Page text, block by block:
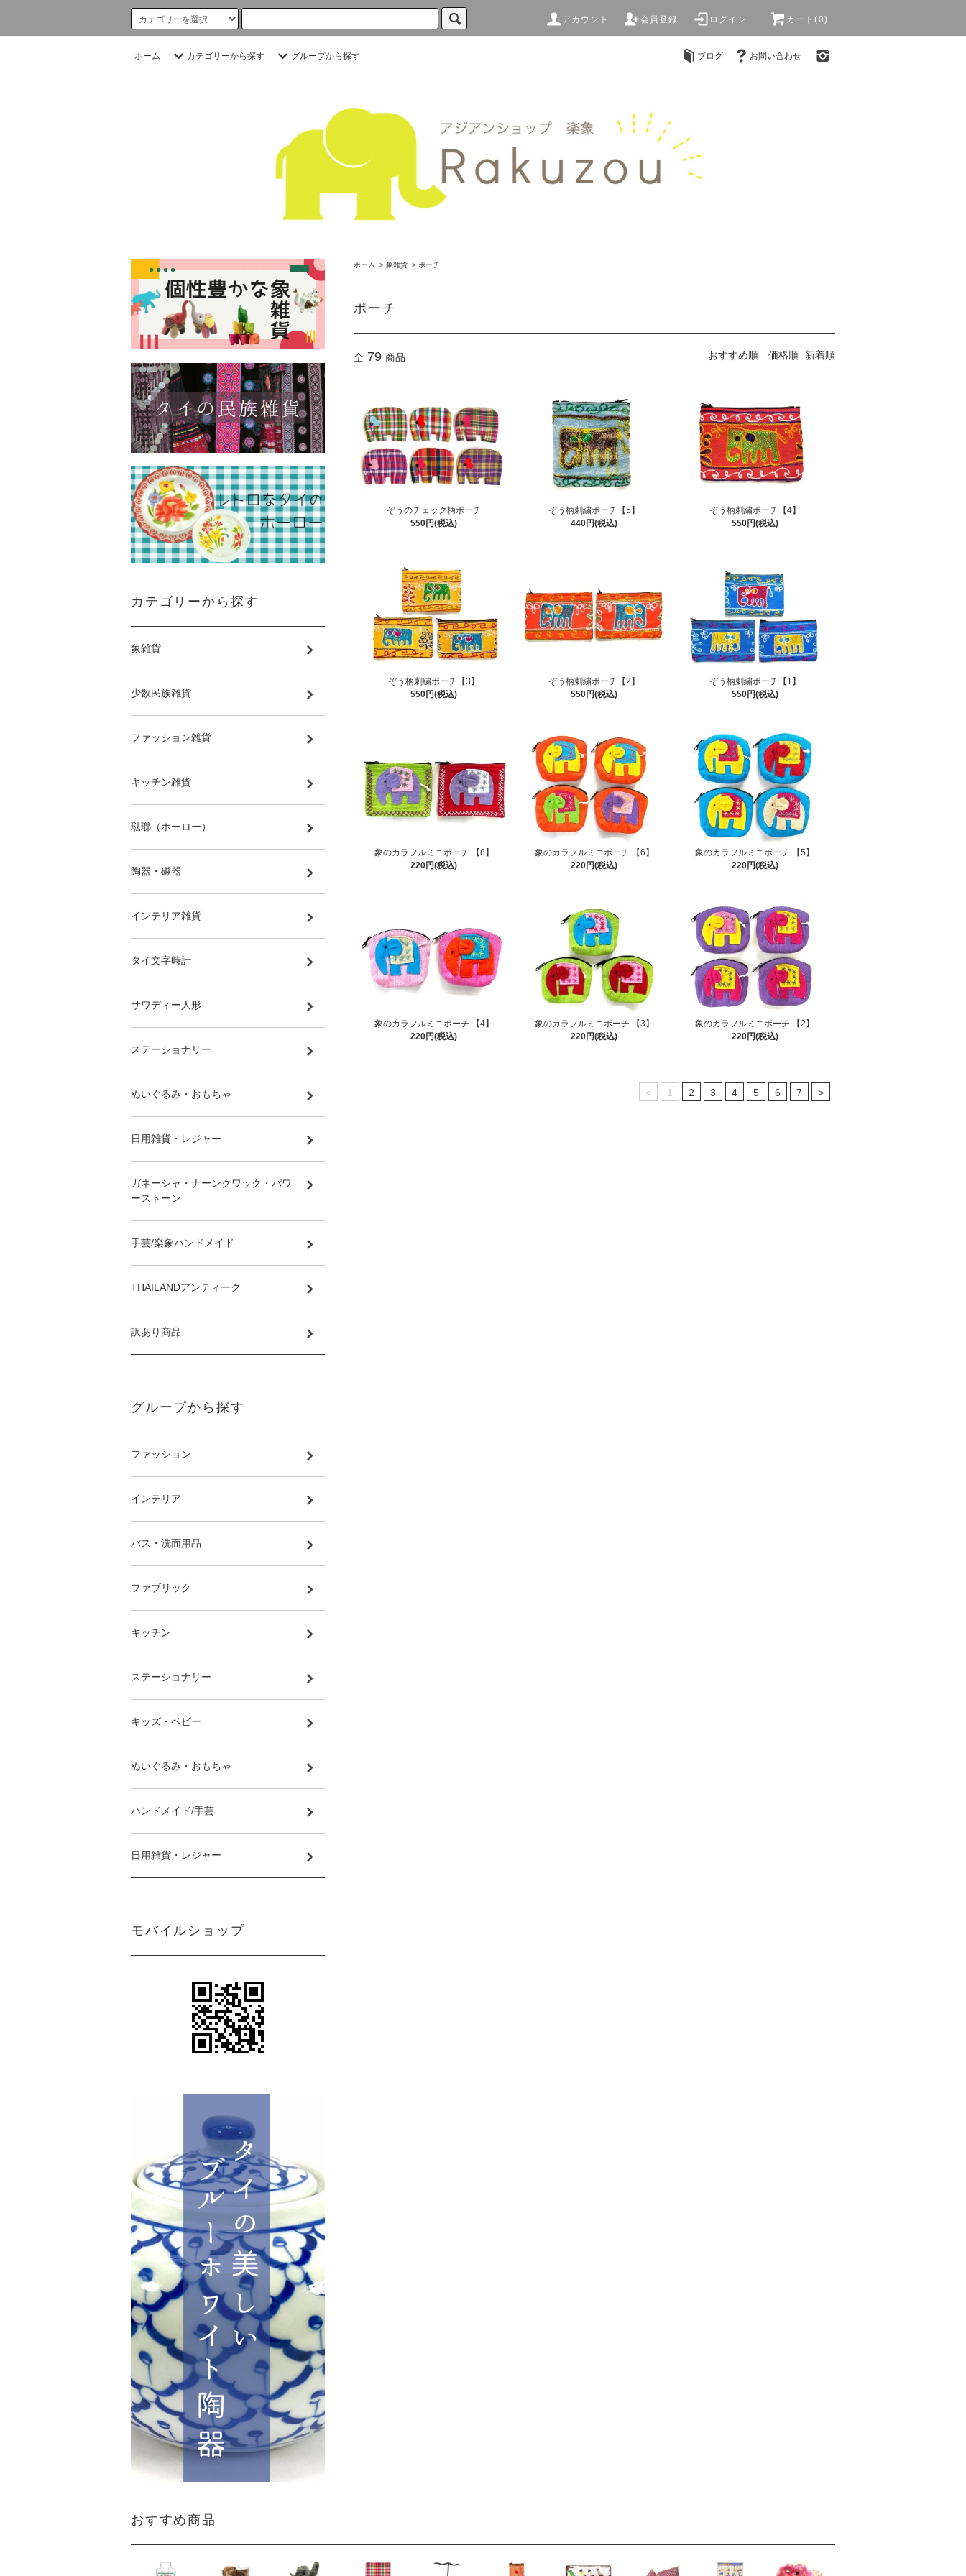
アカウント 会員登録 ログイン カート(0)
ホーム カテゴリーから探す グループから探す ブログ お問い合わせ
ホーム > 象雑貨 > ポーチ
ポーチ
全 79 商品 おすすめ順 価格順 新着順
ぞうのチェック柄ポーチ
550円(税込)
ぞう柄刺繍ポーチ【5】
440円(税込)
ぞう柄刺繍ポーチ【4】
550円(税込)
ぞう柄刺繍ポーチ【3】
550円(税込)
ぞう柄刺繍ポーチ【2】
550円(税込)
ぞう柄刺繍ポーチ【1】
550円(税込)
象のカラフルミニポーチ 【8】
220円(税込)
象のカラフルミニポーチ 【6】
220円(税込)
象のカラフルミニポーチ 【5】
220円(税込)
象のカラフルミニポーチ 【4】
220円(税込)
象のカラフルミニポーチ 【3】
220円(税込)
象のカラフルミニポーチ 【2】
220円(税込)
< 1 2 3 4 5 6 7 >
カテゴリーから探す
象雑貨
少数民族雑貨
ファッション雑貨
キッチン雑貨
琺瑯（ホーロー）
陶器・磁器
インテリア雑貨
タイ文字時計
サワディー人形
ステーショナリー
ぬいぐるみ・おもちゃ
日用雑貨・レジャー
ガネーシャ・ナーンクワック・パワ
ーストーン
手芸/楽象ハンドメイド
THAILANDアンティーク
訳あり商品
グループから探す
ファッション
インテリア
バス・洗面用品
ファブリック
キッチン
ステーショナリー
キッズ・ベビー
ぬいぐるみ・おもちゃ
ハンドメイド/手芸
日用雑貨・レジャー
モバイルショップ
おすすめ商品